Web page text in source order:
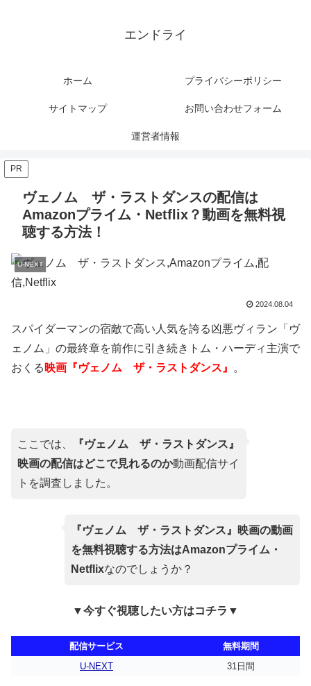
エンドライ
ホーム プライバシーポリシー
サイトマップ お問い合わせフォーム
運営者情報
PR
ヴェノム ザ・ラストダンスの配信は
Amazonプライム・Netflix？動画を無料視
聴する方法！
U-NEXT
2024.08.04
スパイダーマンの宿敵で高い人気を誇る凶悪ヴィラン「ヴ
ェノム」の最終章を前作に引き続きトム・ハーディ主演で
おくる 映画『ヴェノム ザ・ラストダンス』 。
ここでは、
『ヴェノム ザ・ラストダンス』
映画の配信はどこで見れるのか動画配信サイ
トを調査しました。
『ヴェノム ザ・ラストダンス』映画の動画
を無料視聴する方法はAmazonプライム・
Netflixなのでしょうか？
▼今すぐ視聴したい方はコチラ▼
配信サービス
無料期間
U-NEXT
31日間